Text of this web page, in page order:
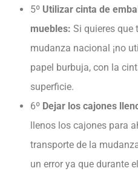
5º Utilizar cinta de
muebles: Si quieres que
mudanza nacional ¡no
papel burbuja, con la
superficie.
6º Dejar los cajones
llenos los cajones para
transporte de la
un error ya que durante